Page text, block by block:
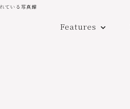
ている写真館
Features